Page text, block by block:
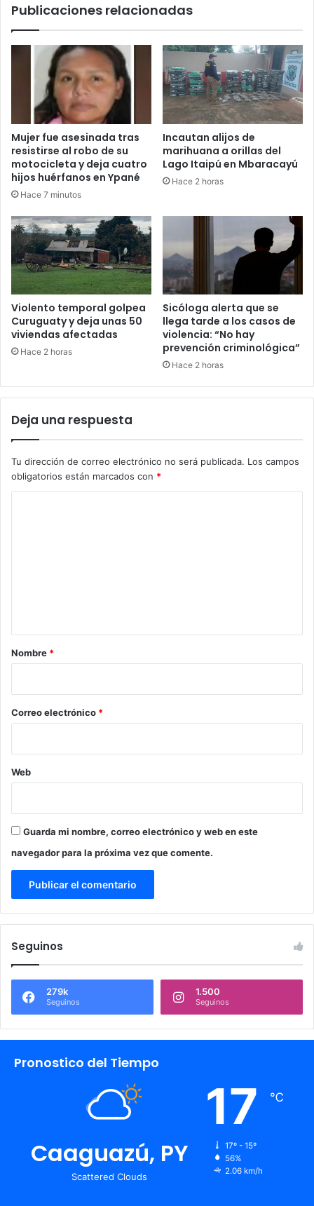
Publicaciones relacionadas
Mujer fue asesinada tras
resistirse al robo de su
motocicleta y deja cuatro
hijos huérfanos en Ypané
Hace 7 minutos
Incautan alijos de
marihuana a orillas del
Lago Itaipú en Mbaracayú
Hace 2 horas
Violento temporal golpea
Curuguaty y deja unas 50
viviendas afectadas
Hace 2 horas
Sicóloga alerta que se
llega tarde a los casos de
violencia: “No hay
prevención criminológica”
Hace 2 horas
Deja una respuesta
Tu dirección de correo electrónico no será publicada. Los campos
obligatorios están marcados con *
r
*
Nombre *
Correo electrónico *
Web
Guarda mi nombre, correo electrónico y web en este
navegador para la próxima vez que comente.
Seguinos
279k
Seguinos
1.500
Seguinos
Pronostico del Tiempo
Caaguazú, PY
Scattered Clouds
17 ℃
17º - 15º
56%
2.06 km/h